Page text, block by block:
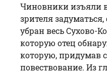
Чиновники изъяли
зрителя
убран весь Сухово-
которую отец
которую, придумав
повествование. Из